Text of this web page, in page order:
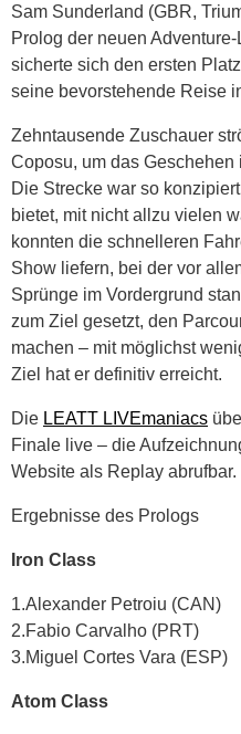
Sam Sunderland (GBR,
Prolog der neuen
sicherte sich den ersten
seine bevorstehende Reise
Zehntausende Zuschauer
Coposu, um das
Die Strecke war so
bietet, mit nicht allzu vielen
konnten die schnelleren
Show liefern, bei der vor
Sprünge im Vordergrund
zum Ziel gesetzt, den
machen – mit möglichst
Ziel hat er definitiv erreicht.
Die LEATT LIVEmaniacs
Finale live – die
Website als Replay abrufbar.
Ergebnisse des Prologs
Iron Class
1.Alexander Petroiu (CAN)
2.Fabio Carvalho (PRT)
3.Miguel Cortes Vara (ESP)
Atom Class